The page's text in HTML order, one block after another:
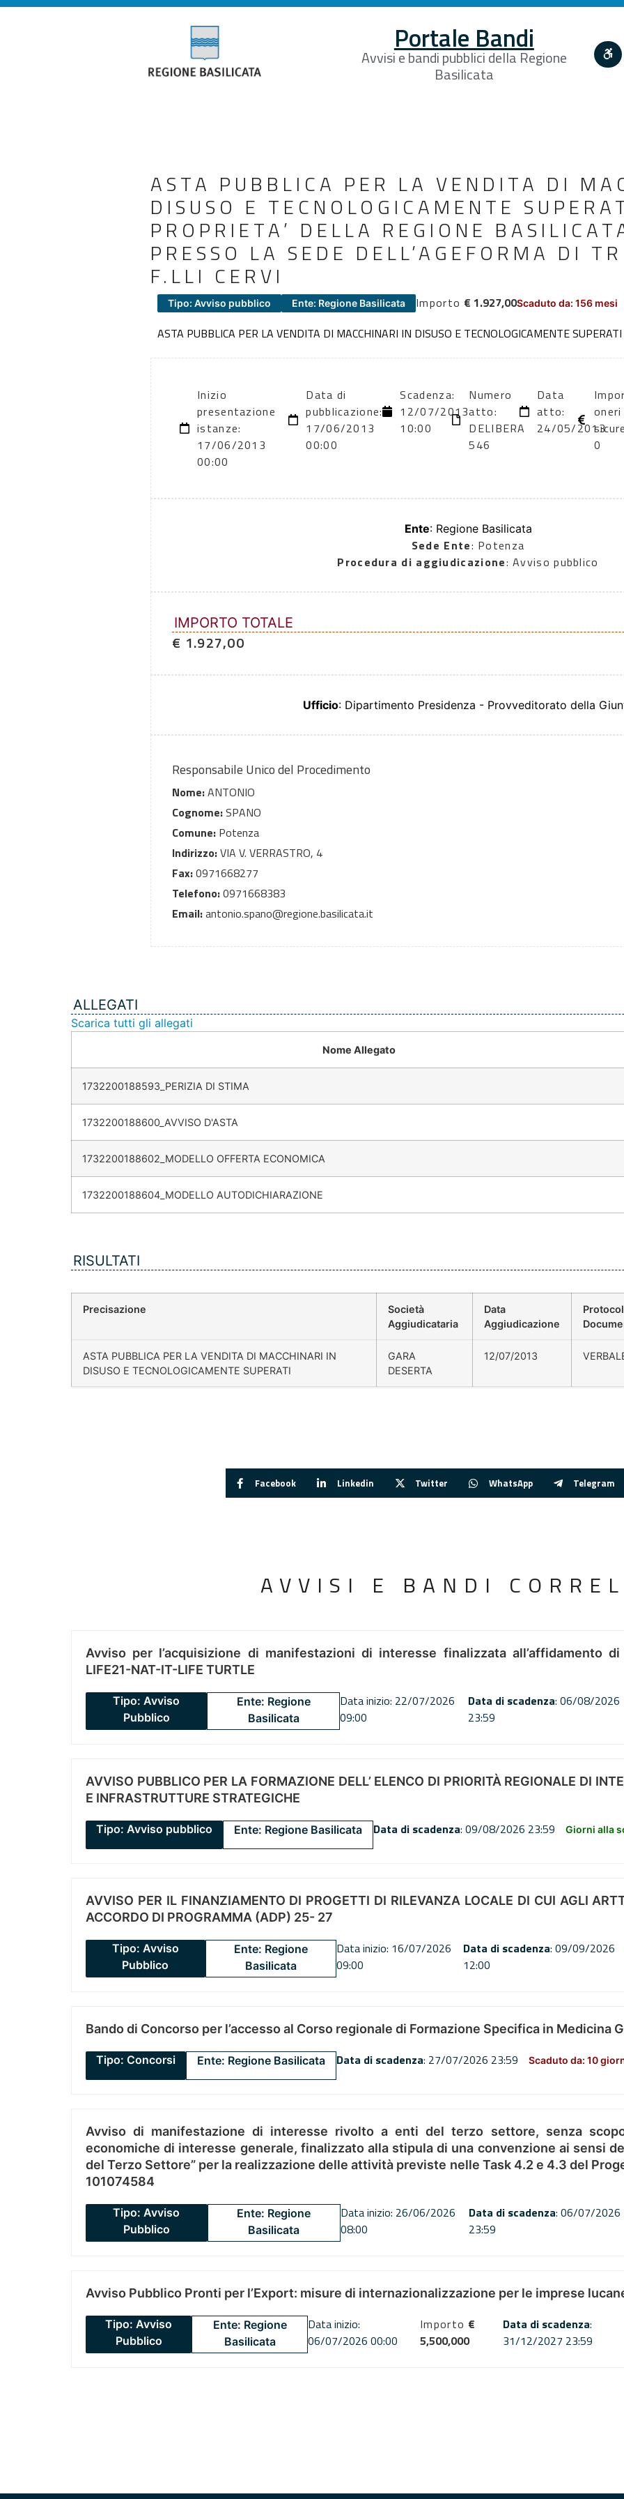
Portale Bandi
Avvisi e bandi pubblici della Regione
Basilicata
ASTA PUBBLICA PER LA VENDITA DI
DISUSO E TECNOLOGICAMENTE
PROPRIETA’ DELLA REGIONE
PRESSO LA SEDE DELL’AGEFORMA DI
F.LLI CERVI
Tipo: Avviso pubblico Ente: Regione Basilicata Importo € 1.927,00Scaduto da: 156 mesi
ASTA PUBBLICA PER LA VENDITA DI MACCHINARI IN DISUSO E TECNOLOGICAMENTE SUPERATI
Inizio
presentazione
istanze:
17/06/2013
00:00
Data di
pubblicazione:
17/06/2013
00:00
Scadenza:
12/07/2013
10:00
Numero
atto:
DELIBERA
546
Data
atto:
24/05/2013
oneri
0
Ente: Regione Basilicata
Sede Ente: Potenza
Procedura di aggiudicazione: Avviso pubblico
IMPORTO TOTALE
€ 1.927,00
Ufficio: Dipartimento Presidenza - Provveditorato della
Responsabile Unico del Procedimento
Nome:ANTONIO
Cognome:SPANO
Comune: Potenza
Indirizzo:VIA V. VERRASTRO, 4
Fax:0971668277
Telefono:0971668383
Email:antonio.spano@regione.basilicata.it
ALLEGATI
Scarica tutti gli allegati
Nome Allegato
1732200188593_PERIZIA DI STIMA
1732200188600_AVVISO D'ASTA
1732200188602_MODELLO OFFERTA ECONOMICA
1732200188604_MODELLO AUTODICHIARAZIONE
RISULTATI
Precisazione
Società
Aggiudicataria
Data
Aggiudicazione
ASTA PUBBLICA PER LA VENDITA DI MACCHINARI IN
DISUSO E TECNOLOGICAMENTE SUPERATI
GARA
DESERTA
12/07/2013
Facebook Linkedin Twitter WhatsApp Telegram
AVVISI E BANDI
Avviso per l’acquisizione di manifestazioni di interesse finalizzata all’affidamento
LIFE21-NAT-IT-LIFE TURTLE
Tipo: Avviso
Pubblico
Ente: Regione
Basilicata
Data inizio: 22/07/2026
09:00
Data di scadenza: 06/08/2026
23:59
AVVISO PUBBLICO PER LA FORMAZIONE DELL’ ELENCO DI PRIORITÀ REGIONALE DI
E INFRASTRUTTURE STRATEGICHE
Tipo: Avviso pubblico Ente: Regione Basilicata Data di scadenza: 09/08/2026 23:59 Giorni alla
AVVISO PER IL FINANZIAMENTO DI PROGETTI DI RILEVANZA LOCALE DI CUI AGLI
ACCORDO DI PROGRAMMA (ADP) 25- 27
Tipo: Avviso
Pubblico
Ente: Regione
Basilicata
Data inizio: 16/07/2026
09:00
Data di scadenza: 09/09/2026
12:00
Bando di Concorso per l’accesso al Corso regionale di Formazione Specifica in Medicina
Tipo: Concorsi Ente: Regione Basilicata Data di scadenza: 27/07/2026 23:59 Scaduto da: 10
Avviso di manifestazione di interesse rivolto a enti del terzo settore, senza
economiche di interesse generale, finalizzato alla stipula di una convenzione ai sensi
del Terzo Settore” per la realizzazione delle attività previste nelle Task 4.2 e 4.3 del
101074584
Tipo: Avviso
Pubblico
Ente: Regione
Basilicata
Data inizio: 26/06/2026
08:00
Data di scadenza: 06/07/2026
23:59
Avviso Pubblico Pronti per l’Export: misure di internazionalizzazione per le imprese
Tipo: Avviso
Pubblico
Ente: Regione
Basilicata
Data inizio:
06/07/2026 00:00
Importo €
5,500,000
Data di scadenza:
31/12/2027 23:59